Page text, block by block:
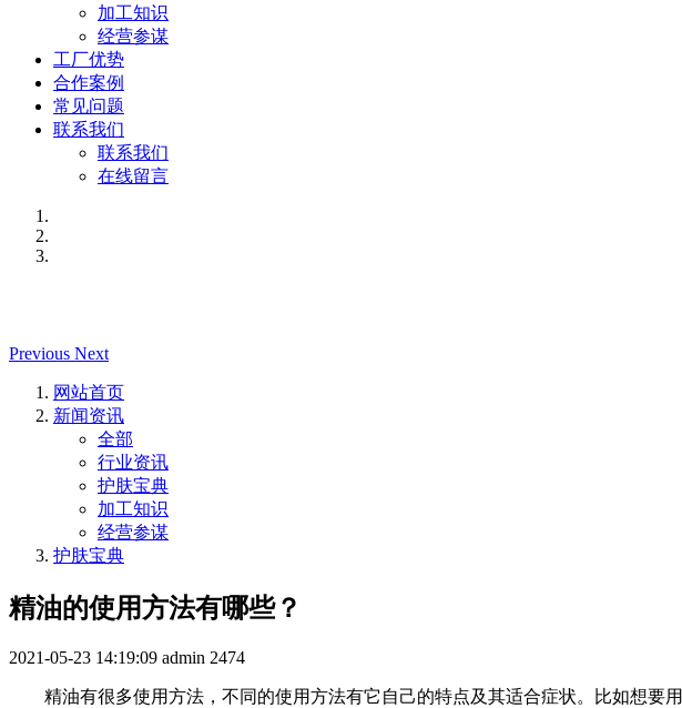
加工知识
经营参谋
工厂优势
合作案例
常见问题
联系我们
联系我们
在线留言
Previous Next
网站首页
新闻资讯
全部
行业资讯
护肤宝典
加工知识
经营参谋
护肤宝典
精油的使用方法有哪些？
2021-05-23 14:19:09 admin 2474
精油有很多使用方法，不同的使用方法有它自己的特点及其适合症状。比如想要用